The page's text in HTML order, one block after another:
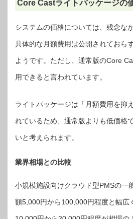
Core Castライトパッケージの
システムの価格については、残念な
具体的な月額費用は公開されておら
ようです。ただし、通常版のCore
用できると言われています。
ライトパッケージは「月額費用を抑
れているため、通常版よりも低価格
いと考えられます。
業界相場との比較
小規模施設向けクラウド型PMSの一
額5,000円から100,000円程度と幅広